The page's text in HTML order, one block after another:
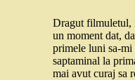
Dragut filmuletul,
un moment dat,
primele luni sa-
saptaminal la
mai avut curaj sa